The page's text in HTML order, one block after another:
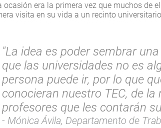
ocasión era la primera vez que muchos de
visita en su vida a un recinto
"La idea es poder sembrar
que las universidades no es
persona puede ir, por lo que
conocieran nuestro TEC, de
profesores que les contarán
Mónica Ávila, Departamento de